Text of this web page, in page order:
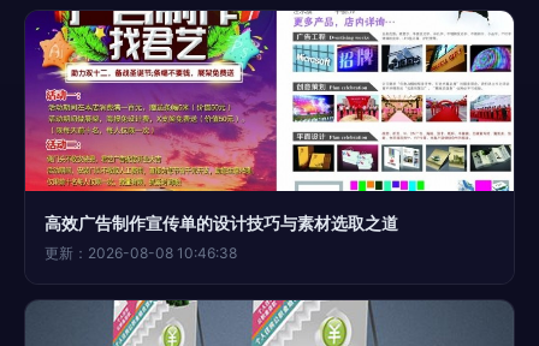
高效广告制作宣传单的设计技巧与素材选取之道
更新：2026-08-08 10:46:38